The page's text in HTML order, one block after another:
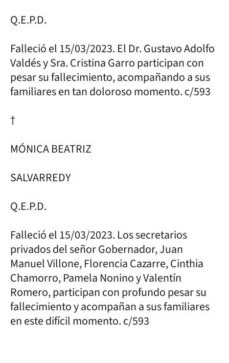
Q.E.P.D.
Falleció el 15/03/2023. El Dr. Gustavo Adolfo
Valdés y Sra. Cristina Garro participan con
pesar su fallecimiento, acompañando a sus
familiares en tan doloroso momento. c/593
†
MÓNICA BEATRIZ
SALVARREDY
Q.E.P.D.
Falleció el 15/03/2023. Los secretarios
privados del señor Gobernador, Juan
Manuel Villone, Florencia Cazarre, Cinthia
Chamorro, Pamela Nonino y Valentín
Romero, participan con profundo pesar su
fallecimiento y acompañan a sus familiares
en este difícil momento. c/593